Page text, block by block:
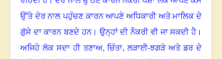
ਉੱਤੇ ਦੇਰ ਨਾਲ ਪਹੁੰਚਣ ਕਾਰਨ ਆਪਣੇ ਅਧਿਕਾਰੀ ਅਤੇ ਮਾਲਿਕ ਦੇ
ਗੁੱਸੇ ਦਾ ਕਾਰਨ ਬਣਦੇ ਹਨ। ਉਨ੍ਹਾਂ ਦੀ ਨੌਕਰੀ ਵੀ ਜਾ ਸਕਦੀ ਹੈ ।
ਅਜਿਹੇ ਲੋਕ ਸਦਾ ਹੀ ਤਣਾਅ,ਚਿੰਤਾ,ਲੜਾਈ-ਝਗੜੇ ਅਤੇ ਡਰ ਦੇ